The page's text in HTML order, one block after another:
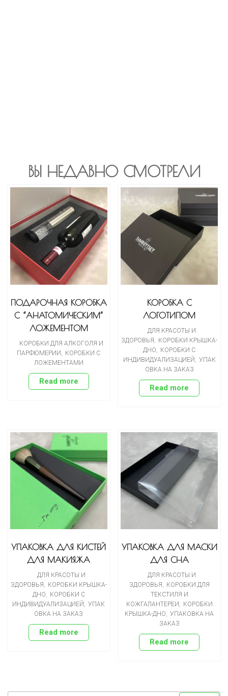
ВЫ НЕДАВНО СМОТРЕЛИ
ПОДАРОЧНАЯ КОРОБКА
С “АНАТОМИЧЕСКИМ”
ЛОЖЕМЕНТОМ
КОРОБКИ ДЛЯ АЛКОГОЛЯ И
ПАРФЮМЕРИИ
КОРОБКИ С
ЛОЖЕМЕНТАМИ
Read more
КОРОБКА С
ЛОГОТИПОМ
ДЛЯ КРАСОТЫ И
ЗДОРОВЬЯ
КОРОБКИ КРЫШКА-
ДНО
КОРОБКИ С
ИНДИВИДУАЛИЗАЦИЕЙ
УПАК
ОВКА НА ЗАКАЗ
Read more
УПАКОВКА ДЛЯ КИСТЕЙ
ДЛЯ МАКИЯЖА
ДЛЯ КРАСОТЫ И
ЗДОРОВЬЯ, КОРОБКИ КРЫШКА-
ДНО, КОРОБКИ С
ИНДИВИДУАЛИЗАЦИЕЙ , УПАК
ОВКА НА ЗАКАЗ
Read more
УПАКОВКА ДЛЯ МАСКИ
ДЛЯ СНА
ДЛЯ КРАСОТЫ И
ЗДОРОВЬЯ, КОРОБКИ ДЛЯ
ТЕКСТИЛЯ И
КОЖГАЛАНТЕРЕИ , КОРОБКИ
КРЫШКА-ДНО, УПАКОВКА НА
ЗАКАЗ
Read more